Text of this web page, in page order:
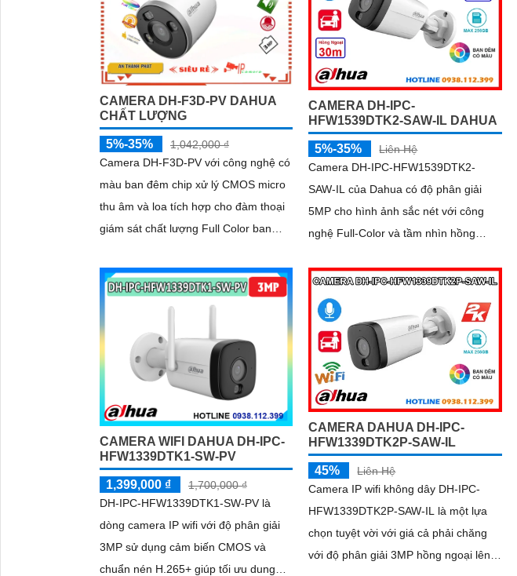
CAMERA DH-F3D-PV DAHUA
CHẤT LƯỢNG
5%-35%
1,042,000 ₫
Camera DH-F3D-PV với công nghệ có
màu ban đêm chip xử lý CMOS micro
thu âm và loa tích hợp cho đàm thoại
giám sát chất lượng Full Color ban
khe cắm thẻ nhớ Micro SD 256GB
công nghệ IP Wifi kết nối dễ dàng
CAMERA DH-IPC-
HFW1539DTK2-SAW-IL DAHUA
5%-35%
Liên Hệ
Camera DH-IPC-HFW1539DTK2-
SAW-IL của Dahua có độ phân giải
5MP cho hình ảnh sắc nét với công
nghệ Full-Color và tầm nhìn hồng
cảnh báo và AI thông minh, giúp phát
hiện chính xác con người và phương
tiện
CAMERA WIFI DAHUA DH-IPC-
HFW1339DTK1-SW-PV
1,399,000 ₫
1,700,000 ₫
DH-IPC-HFW1339DTK1-SW-PV là
dòng camera IP wifi với độ phân giải
3MP sử dụng cảm biến CMOS và
chuẩn nén H.265+ giúp tối ưu dung
CAMERA DAHUA DH-IPC-
HFW1339DTK2P-SAW-IL
45%
Liên Hệ
Camera IP wifi không dây DH-IPC-
HFW1339DTK2P-SAW-IL là một lựa
chọn tuyệt vời với giá cả phải chăng
với độ phân giải 3MP hồng ngoại lên